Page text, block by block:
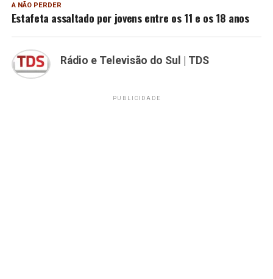
A NÃO PERDER
Estafeta assaltado por jovens entre os 11 e os 18 anos
Rádio e Televisão do Sul | TDS
PUBLICIDADE